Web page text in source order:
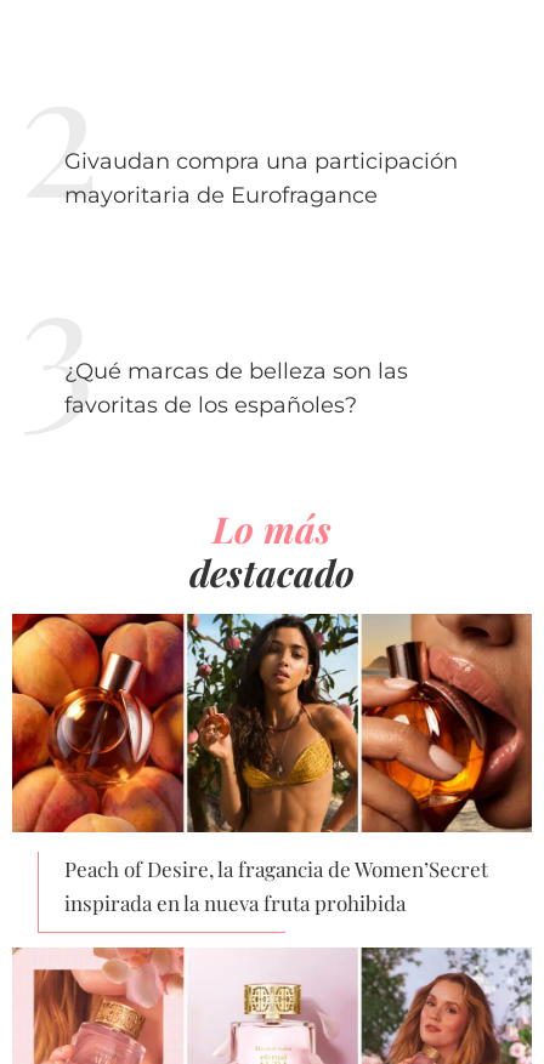
Givaudan compra una participación
mayoritaria de Eurofragance
¿Qué marcas de belleza son las
favoritas de los españoles?
Lo más
destacado
Peach of Desire, la fragancia de Women’Secret
inspirada en la nueva fruta prohibida